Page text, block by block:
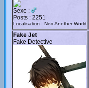
Sexe :
Posts : 2251
Localisation : Neo Another World
Fake Jet
Fake Detective